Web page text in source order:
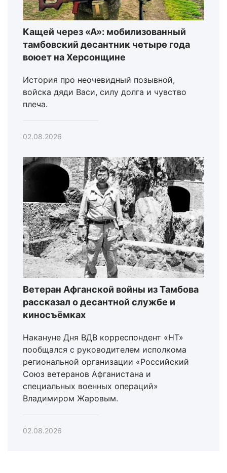
Кащей через «А»: мобилизованный
тамбовский десантник четыре года
воюет на Херсонщине
История про неочевидный позывной,
войска дяди Васи, силу долга и чувство
плеча.
02.08.2026
Ветеран Афганской войны из Тамбова
рассказал о десантной службе и
киносъёмках
Накануне Дня ВДВ корреспондент «НТ»
пообщался с руководителем исполкома
региональной организации «Российский
Союз ветеранов Афганистана и
специальных военных операций»
Владимиром Жаровым.
02.08.2026